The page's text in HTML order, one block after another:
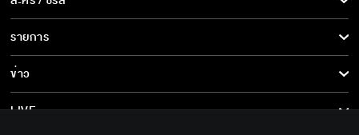
สิ่งที่คุณต้องการมันจะไม่มีวันเกิดขึ้น
รู้ว่าเลว แต่ก็ทำ
ละคร/ซีรีส์
ซีรีส์นานาชาติ
การ์ตูน & เกม
รายการ
รายการทั้งหมด
ข่าว
ข่าวทั้งหมด
LIVE